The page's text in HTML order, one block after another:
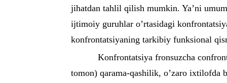
jihatdan tahlil qilish mumkin. Ya’ni
ijtimoiy guruhlar o’rtasidagi
konfrontatsiyaning tarkibiy funksional
Konfrontatsiya fronsuzcha
tomon) qarama-qashilik, o’zaro ixtilofda